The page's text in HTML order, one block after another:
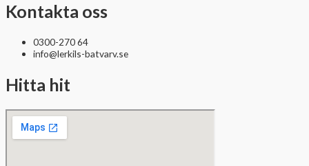
Kontakta oss
0300-270 64
info@lerkils-batvarv.se
Hitta hit